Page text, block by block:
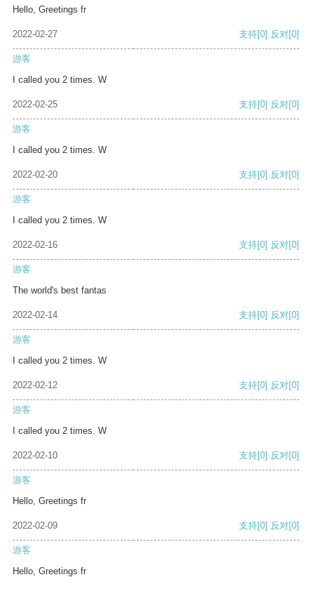
Hello, Greetings fr
2022-02-27 支持[0] 反对[0]
游客
I called you 2 times. W
2022-02-25 支持[0] 反对[0]
游客
I called you 2 times. W
2022-02-20 支持[0] 反对[0]
游客
I called you 2 times. W
2022-02-16 支持[0] 反对[0]
游客
The world's best fantas
2022-02-14 支持[0] 反对[0]
游客
I called you 2 times. W
2022-02-12 支持[0] 反对[0]
游客
I called you 2 times. W
2022-02-10 支持[0] 反对[0]
游客
Hello, Greetings fr
2022-02-09 支持[0] 反对[0]
游客
Hello, Greetings fr